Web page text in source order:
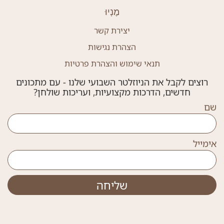
מֶנְיוּ
יצירת קשר
הצהרת נגישות
תנאי שימוש והצהרת פרטיות
רוצים לקבל את הניוזלטר השבועי שלנו - עם מתכונים
חדשים, הדרכות מקצועיות, ועריכות שולחן?
שם
אימייל
שליחה